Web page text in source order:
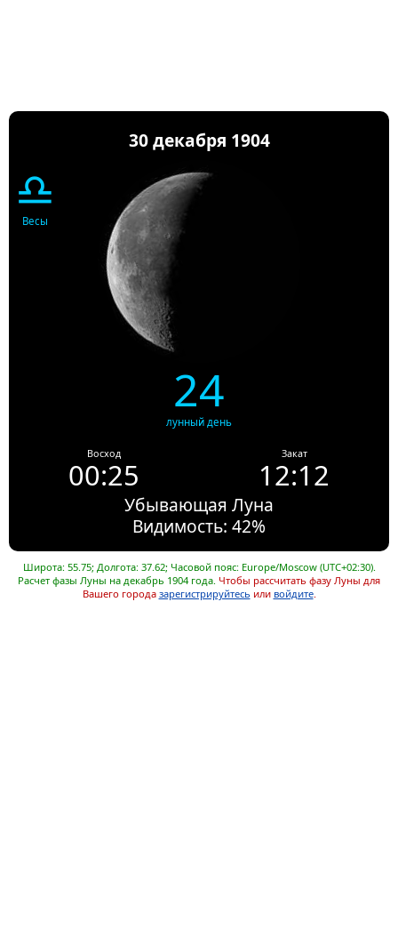
30 декабря 1904
♎
Весы
24
лунный день
Восход
00:25
Закат
12:12
Убывающая Луна
Видимость: 42%
Широта: 55.75; Долгота: 37.62; Часовой пояс: Europe/Moscow (UTC+02:30).
Расчет фазы Луны на декабрь 1904 года. Чтобы рассчитать фазу Луны для
Вашего города зарегистрируйтесь или войдите.